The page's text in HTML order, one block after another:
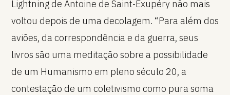
Lightning de Antoine de Saint-Exupéry não mais
voltou depois de uma decolagem. “Para além dos
aviões, da correspondência e da guerra, seus
livros são uma meditação sobre a possibilidade
de um Humanismo em pleno século 20, a
contestação de um coletivismo como pura soma